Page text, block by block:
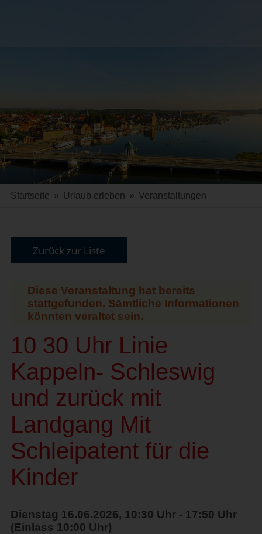
Startseite » Urlaub erleben » Veranstaltungen
Zurück zur Liste
Diese Veranstaltung hat bereits
stattgefunden. Sämtliche Informationen
könnten veraltet sein.
10 30 Uhr Linie
Kappeln- Schleswig
und zurück mit
Landgang Mit
Schleipatent für die
Kinder
Dienstag 16.06.2026, 10:30 Uhr - 17:50 Uhr
(Einlass 10:00 Uhr)